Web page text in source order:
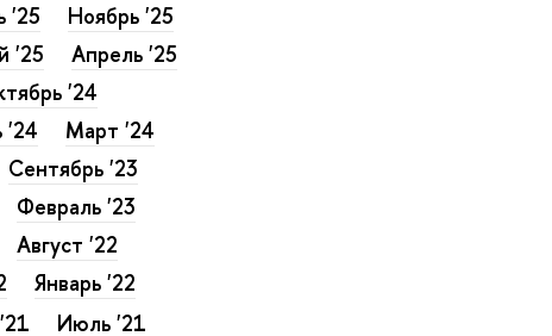
'25
Ноябрь '25
'25
Апрель '25
'24
'24
Март '24
Сентябрь '23
Февраль '23
Август '22
Январь '22
Июль '21